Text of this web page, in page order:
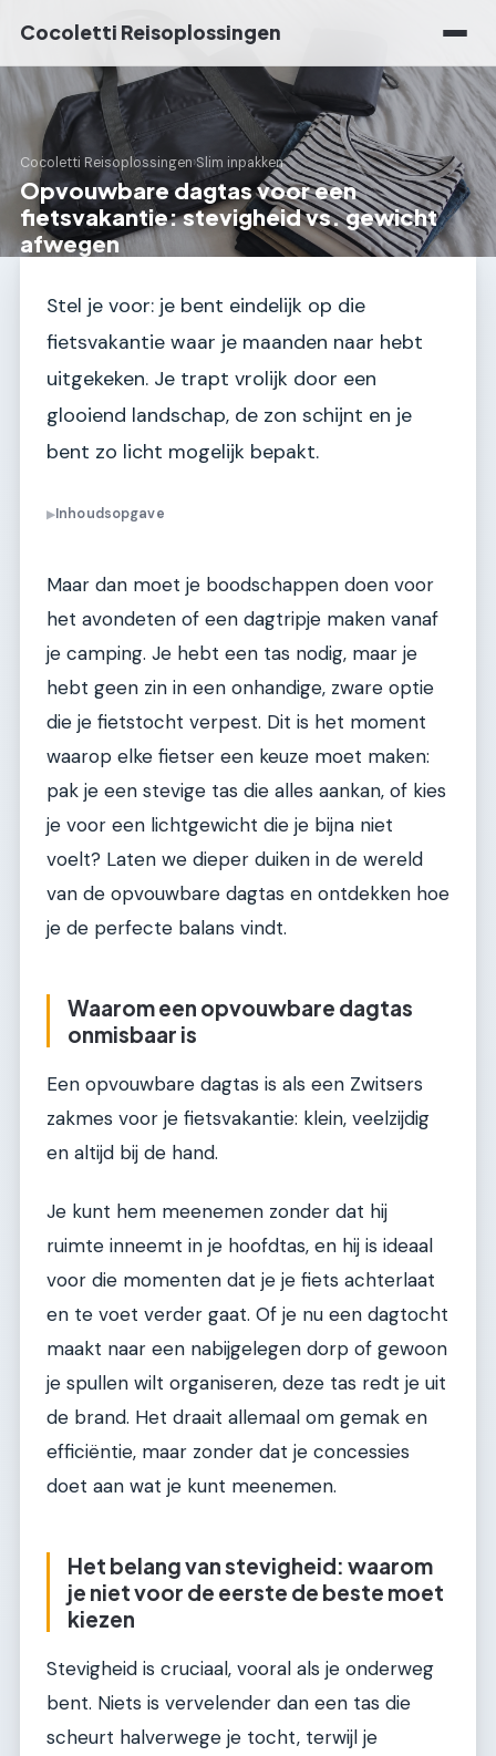
Cocoletti Reisoplossingen
Cocoletti Reisoplossingen›Slim inpakken
Opvouwbare dagtas voor een
fietsvakantie: stevigheid vs. gewicht
afwegen
Stel je voor: je bent eindelijk op die
fietsvakantie waar je maanden naar hebt
uitgekeken. Je trapt vrolijk door een
glooiend landschap, de zon schijnt en je
bent zo licht mogelijk bepakt.
▶Inhoudsopgave
Maar dan moet je boodschappen doen voor
het avondeten of een dagtripje maken vanaf
je camping. Je hebt een tas nodig, maar je
hebt geen zin in een onhandige, zware optie
die je fietstocht verpest. Dit is het moment
waarop elke fietser een keuze moet maken:
pak je een stevige tas die alles aankan, of kies
je voor een lichtgewicht die je bijna niet
voelt? Laten we dieper duiken in de wereld
van de opvouwbare dagtas en ontdekken hoe
je de perfecte balans vindt.
Waarom een opvouwbare dagtas
onmisbaar is
Een opvouwbare dagtas is als een Zwitsers
zakmes voor je fietsvakantie: klein, veelzijdig
en altijd bij de hand.
Je kunt hem meenemen zonder dat hij
ruimte inneemt in je hoofdtas, en hij is ideaal
voor die momenten dat je je fiets achterlaat
en te voet verder gaat. Of je nu een dagtocht
maakt naar een nabijgelegen dorp of gewoon
je spullen wilt organiseren, deze tas redt je uit
de brand. Het draait allemaal om gemak en
efficiëntie, maar zonder dat je concessies
doet aan wat je kunt meenemen.
Het belang van stevigheid: waarom
je niet voor de eerste de beste moet
kiezen
Stevigheid is cruciaal, vooral als je onderweg
bent. Niets is vervelender dan een tas die
scheurt halverwege je tocht, terwijl je